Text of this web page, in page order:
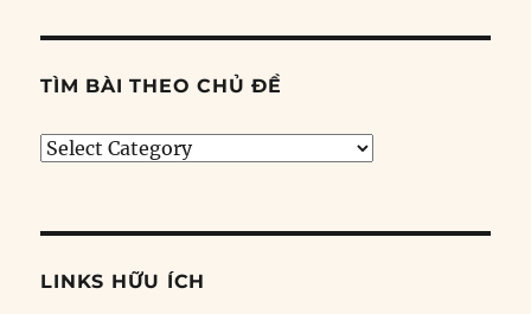
TÌM BÀI THEO CHỦ ĐỀ
Tìm
đề
LINKS HỮU ÍCH